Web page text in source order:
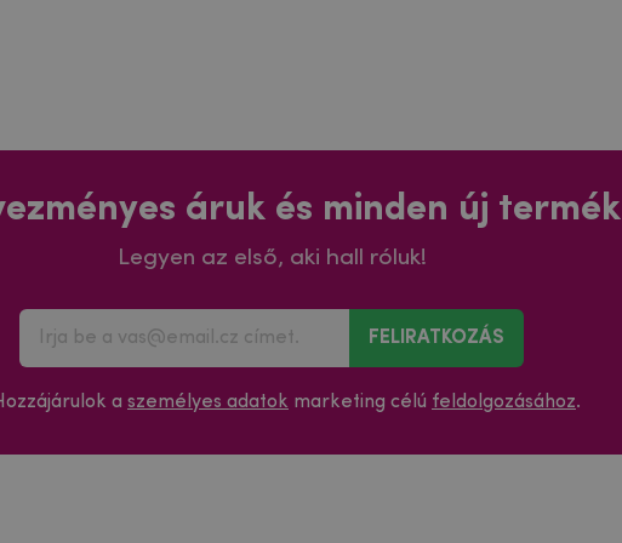
áruk és minden új termék
Legyen az első, aki hall róluk!
FELIRATKOZÁS
a személyes adatok marketing célú feldolgozásához.